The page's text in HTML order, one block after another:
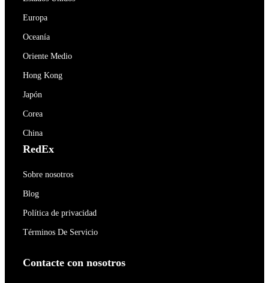
Europa
Oceanía
Oriente Medio
Hong Kong
Japón
Corea
China
RedEx
Sobre nosotros
Blog
Política de privacidad
Términos De Servicio
Contacte con nosotros